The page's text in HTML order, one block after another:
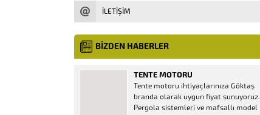
İLETİŞİM
BİZDEN HABERLER
TENTE MOTORU
Tente motoru ihtiyaçlarınıza Göktaş
branda olarak uygun fiyat sunuyoruz.
Pergola sistemleri ve mafsallı model